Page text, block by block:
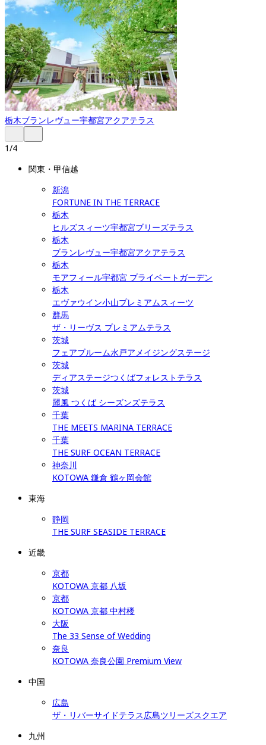
栃木ブランレヴュー宇都宮アクアテラス
1/4
関東・甲信越
新潟
FORTUNE IN THE TERRACE
栃木
ヒルズスィーツ宇都宮ブリーズテラス
栃木
ブランレヴュー宇都宮アクアテラス
栃木
モアフィール宇都宮 プライベートガーデン
栃木
エヴァウイン小山プレミアムスィーツ
群馬
ザ・リーヴス プレミアムテラス
茨城
フェアブルーム水戸アメイジングステージ
茨城
ディアステージつくばフォレストテラス
茨城
麗風 つくば シーズンズテラス
千葉
THE MEETS MARINA TERRACE
千葉
THE SURF OCEAN TERRACE
神奈川
KOTOWA 鎌倉 鶴ヶ岡会館
東海
静岡
THE SURF SEASIDE TERRACE
近畿
京都
KOTOWA 京都 八坂
京都
KOTOWA 京都 中村楼
大阪
The 33 Sense of Wedding
奈良
KOTOWA 奈良公園 Premium View
中国
広島
ザ・リバーサイドテラス広島ツリーズスクエア
九州